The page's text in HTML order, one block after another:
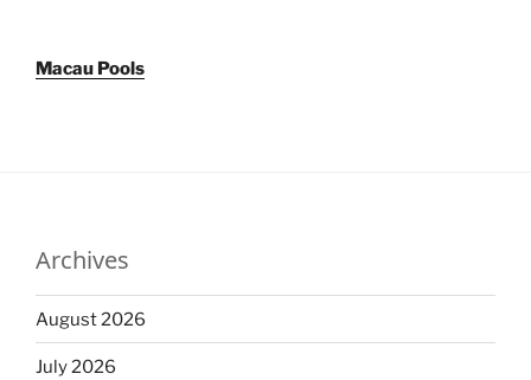
Macau Pools
Archives
August 2026
July 2026